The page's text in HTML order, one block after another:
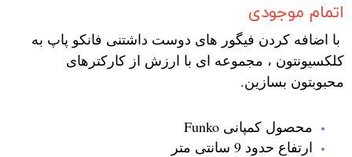
اتمام موجودی
با اضافه کردن فیگور های دوست داشتنی فانکو پاپ به
کلکسیونتون ، مجموعه ای با ارزش از کارکترهای
محبوبتون بسازین.
محصول کمپانی Funko
ارتفاع حدود 9 سانتی متر